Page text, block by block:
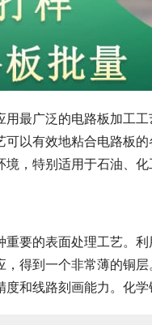
用最广泛的电路板加工
可以有效地粘合电路板
，特别适用于石油、化
重要的表面处理工艺。
，得到一个非常薄的铜
度和线路刻画能力。化